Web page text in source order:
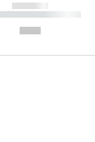
------------
----------- ----------